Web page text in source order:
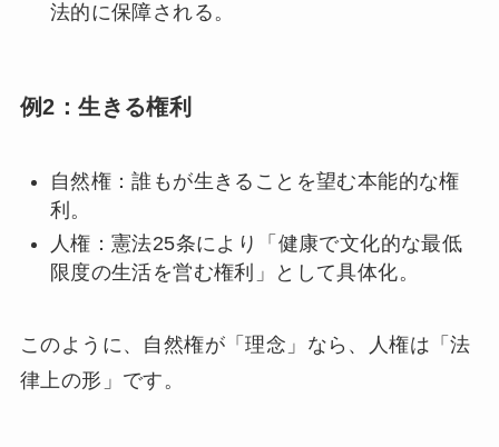
法的に保障される。
例2：生きる権利
自然権：誰もが生きることを望む本能的な権
利。
人権：憲法25条により「健康で文化的な最低
限度の生活を営む権利」として具体化。
このように、自然権が「理念」なら、人権は「法
律上の形」です。